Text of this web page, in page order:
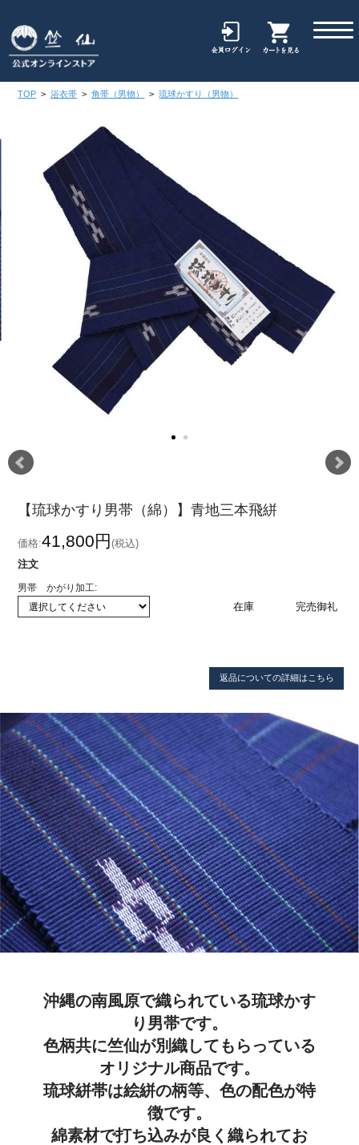
TOP > 浴衣帯 > 角帯（男物） > 琉球かすり（男物）
【琉球かすり男帯（綿）】青地三本飛絣
価格:41,800円(税込)
注文
男帯 かがり加工:
在庫 完売御礼
返品についての詳細はこちら
沖縄の南風原で織られている琉球かす
り男帯です。
色柄共に竺仙が別織してもらっている
オリジナル商品です。
琉球絣帯は絵絣の柄等、色の配色が特
徴です。
綿素材で打ち込みが良く織られてお